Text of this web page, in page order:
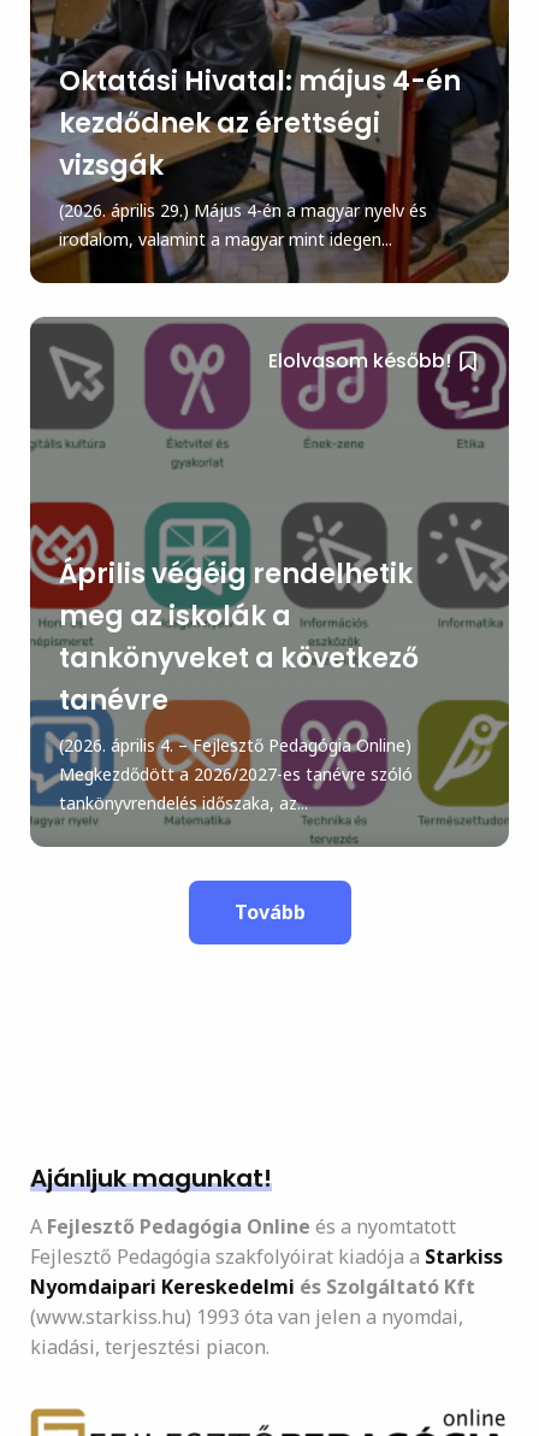
Oktatási Hivatal: május 4-én
kezdődnek az érettségi
vizsgák
(2026. április 29.) Május 4-én a magyar nyelv és
irodalom, valamint a magyar mint idegen...
Elolvasom később!
Április végéig rendelhetik
meg az iskolák a
tankönyveket a következő
tanévre
(2026. április 4. – Fejlesztő Pedagógia Online)
Megkezdődött a 2026/2027-es tanévre szóló
tankönyvrendelés időszaka, az...
Tovább
Ajánljuk magunkat!
A Fejlesztő Pedagógia Online és a nyomtatott
Fejlesztő Pedagógia szakfolyóirat kiadója a Starkiss
Nyomdaipari Kereskedelmi és Szolgáltató Kft
(www.starkiss.hu) 1993 óta van jelen a nyomdai,
kiadási, terjesztési piacon.